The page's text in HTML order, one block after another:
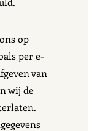
op
per e-
van
wij de